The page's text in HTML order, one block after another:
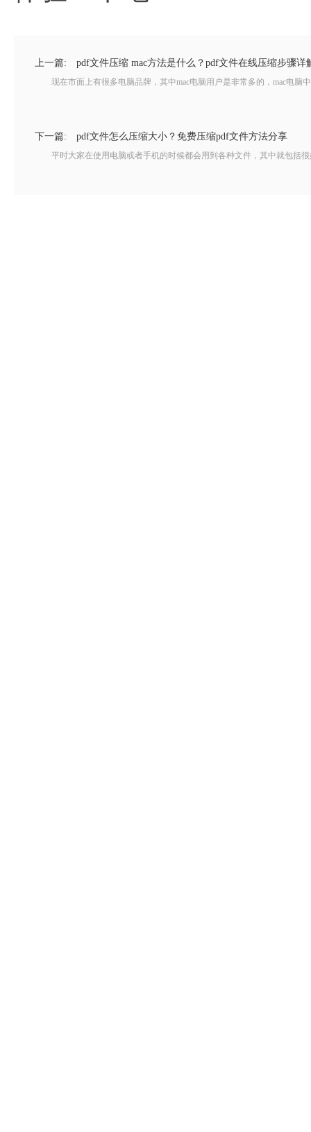
上一篇: pdf文件压缩 mac方法是什么？pdf文件在线压缩步骤详
现在市面上有很多电脑品牌，其中mac电脑用户是非常多的，mac电脑
下一篇: pdf文件怎么压缩大小？免费压缩pdf文件方法分享
平时大家在使用电脑或者手机的时候都会用到各种文件，其中就包括很